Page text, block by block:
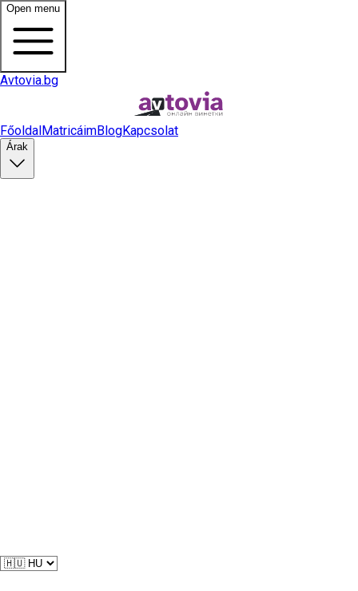
Open menu
Avtovia.bg
FőoldalMatricáimBlogKapcsolat
Árak